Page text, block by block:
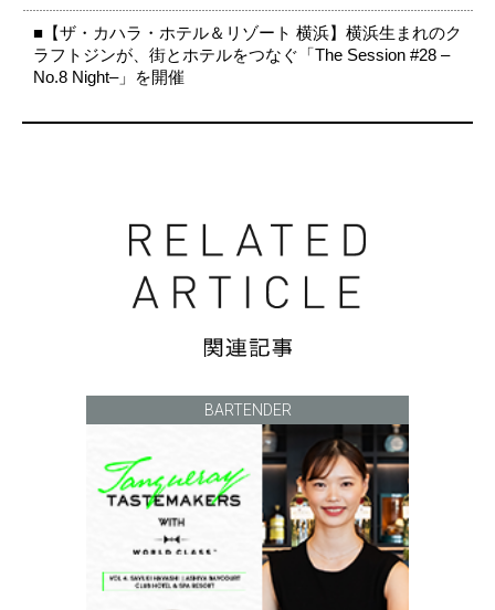
■【ザ・カハラ・ホテル＆リゾート 横浜】横浜生まれのク
ラフトジンが、街とホテルをつなぐ「The Session #28 –
No.8 Night–」を開催
BARTENDER